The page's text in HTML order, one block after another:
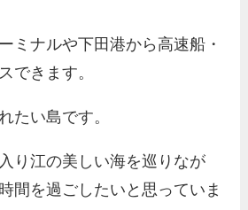
ミナルや下田港から高速船・
できます。
たい島です。
り江の美しい海を巡りなが
間を過ごしたいと思っていま